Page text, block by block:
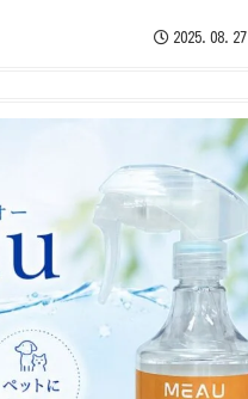
2025.08.27